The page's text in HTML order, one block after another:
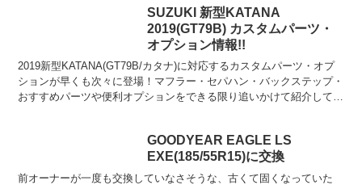
SUZUKI 新型KATANA
2019(GT79B) カスタムパーツ・
オプション情報!!
2019新型KATANA(GT79B/カタナ)に対応するカスタムパーツ・オプ
ションが早くも次々に登場！マフラー・セパハン・バックステップ・
おすすめパーツや便利オプションをできる限り追いかけて紹介してい
GOODYEAR EAGLE LS
EXE(185/55R15)に交換
前オーナーが一度も交換していなさそうな、古くて固くなっていた